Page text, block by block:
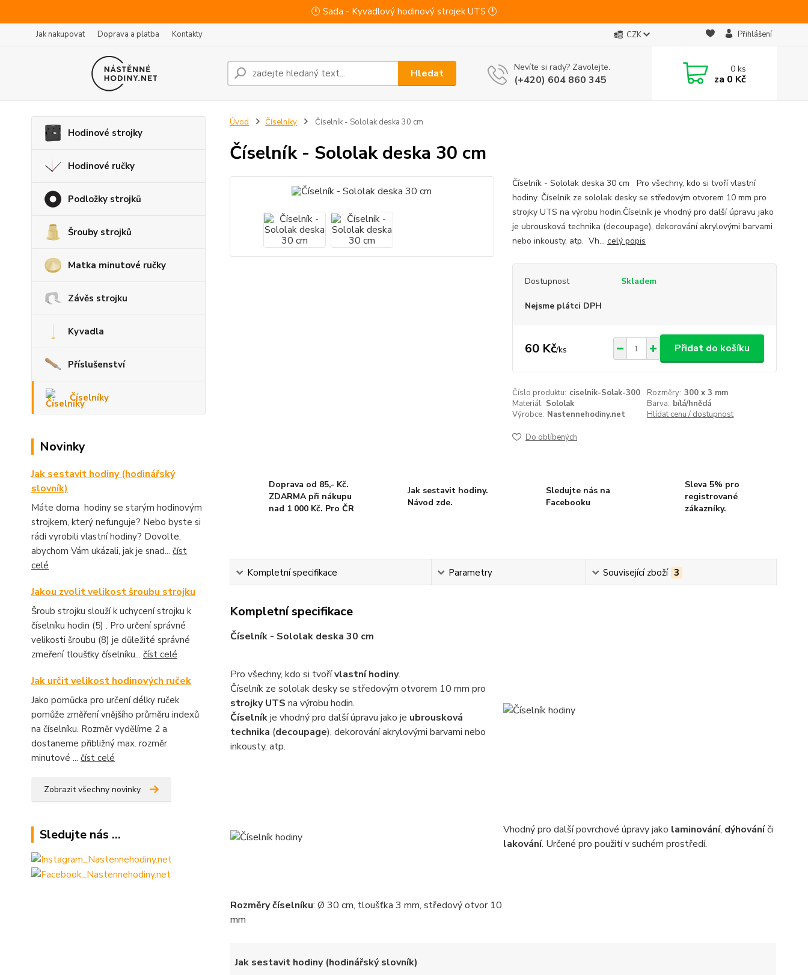
🕛 Sada - Kyvadlový hodinový strojek UTS 🕛
Jak nakupovat Doprava a platba Kontakty CZK Přihlášení
Hledat Nevíte si rady? Zavolejte.
(+420) 604 860 345
0ks
za 0 Kč
Hodinové strojky
Hodinové ručky
Podložky strojků
Šrouby strojků
Matka minutové ručky
Závěs strojku
Kyvadla
Příslušenství
Číselníky
Novinky
Jak sestavit hodiny (hodinářský
slovník)
Máte doma hodiny se starým hodinovým
strojkem, který nefunguje? Nebo byste si
rádi vyrobili vlastní hodiny? Dovolte,
abychom Vám ukázali, jak je snad... číst
celé
Jakou zvolit velikost šroubu strojku
Šroub strojku slouží k uchycení strojku k
číselníku hodin (5) . Pro určení správné
velikosti šroubu (8) je důležité správné
zmeření tloušťky číselníku... číst celé
Jak určit velikost hodinových ruček
Jako pomůcka pro určení délky ruček
pomůže změření vnějšího průměru indexů
na číselníku. Rozměr vydělíme 2 a
dostaneme přibližný max. rozměr
minutové ... číst celé
Zobrazit všechny novinky
Sledujte nás ...
Úvod Číselníky Číselník - Sololak deska 30 cm
Číselník - Sololak deska 30 cm
Číselník - Sololak deska 30 cm Pro všechny, kdo si tvoří vlastní
hodiny. Číselník ze sololak desky se středovým otvorem 10 mm pro
strojky UTS na výrobu hodin.Číselník je vhodný pro další úpravu jako
je ubrousková technika (decoupage), dekorování akrylovými barvami
nebo inkousty, atp. Vh... celý popis
Dostupnost Skladem
Nejsme plátci DPH
60 Kč/ks Přidat do košíku
Číslo produktu: ciselnik-Solak-300 Rozměry: 300 x 3 mm
Materiál: Sololak Barva: bílá/hnědá
Výrobce: Nastennehodiny.net Hlídat cenu / dostupnost
Do oblíbených
Doprava od 85,- Kč.
ZDARMA při nákupu
nad 1 000 Kč. Pro ČR
Jak sestavit hodiny.
Návod zde.
Sledujte nás na
Facebooku
Sleva 5% pro
registrované
zákazníky.
Kompletní specifikace Parametry Související zboží 3
Kompletní specifikace
Číselník - Sololak deska 30 cm
Pro všechny, kdo si tvořívlastní hodiny.
Číselník ze sololak desky se středovým otvorem 10 mm pro
strojky UTS na výrobu hodin.
Číselníkje vhodný pro další úpravu jako je ubrousková
technika (decoupage), dekorování akrylovými barvami nebo
inkousty, atp.
Vhodný pro další povrchové úpravy jako laminování, dýhováníči
lakování. Určené pro použití v suchém prostředí.
Rozměry číselníku: Ø 30 cm, tloušťka 3 mm, středový otvor 10
mm
Jak sestavit hodiny (hodinářský slovník)